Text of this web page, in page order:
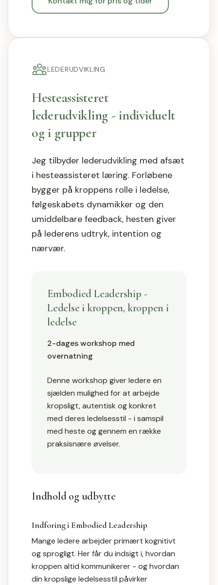
LEDERUDVIKLING
Hesteassisteret
lederudvikling - individuelt
og i grupper
Jeg tilbyder lederudvikling med afsæt
i hesteassisteret læring. Forløbene
bygger på kroppens rolle i ledelse,
følgeskabets dynamikker og den
umiddelbare feedback, hesten giver
på lederens udtryk, intention og
nærvær.
Embodied Leadership -
Ledelse i kroppen, kroppen i
ledelse
2-dages workshop med
overnatning
Denne workshop giver ledere en
sjælden mulighed for at arbejde
kropsligt, autentisk og konkret
med deres ledelsesstil - i samspil
med heste og gennem en række
praksisnære øvelser.
Indhold og udbytte
Indforing i Embodied Leadership
Mange ledere arbejder primært kognitivt
og sprogligt. Her får du indsigt i, hvordan
kroppen altid kommunikerer - og hvordan
din kropslige ledelsesstil påvirker